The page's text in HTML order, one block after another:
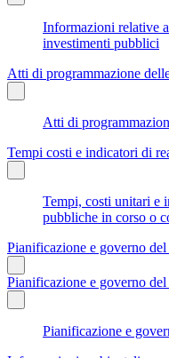
Informazioni relative
investimenti pubblici
Atti di programmazione
Atti di
Tempi costi e indicatori di
Tempi, costi unitari e
pubbliche in corso o
Pianificazione e governo
Pianificazione e governo
Pianificazione e